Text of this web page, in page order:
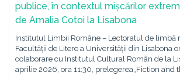
publice, în contextul mișcărilor
de Amalia Cotoi la Lisabona
Institutul Limbii Române – Lectoratul de limbă
Facultății de Litere a Universității din Lisabona
colaborare cu Institutul Cultural Român de la
aprilie 2026, ora 11:30, prelegerea„Fiction and